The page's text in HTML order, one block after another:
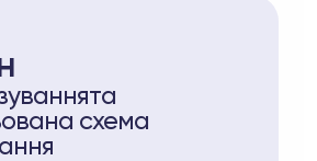
схема